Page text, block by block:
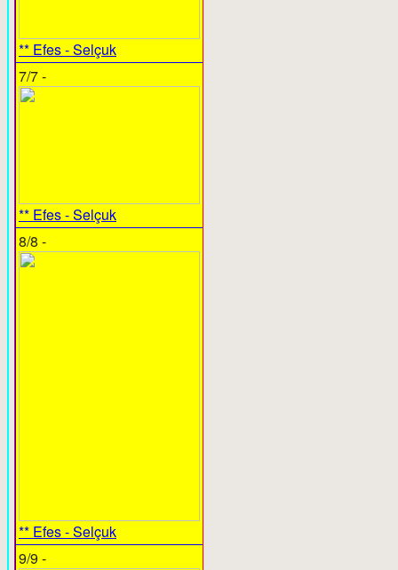
** Efes - Selçuk
7/7 -
** Efes - Selçuk
8/8 -
** Efes - Selçuk
9/9 -